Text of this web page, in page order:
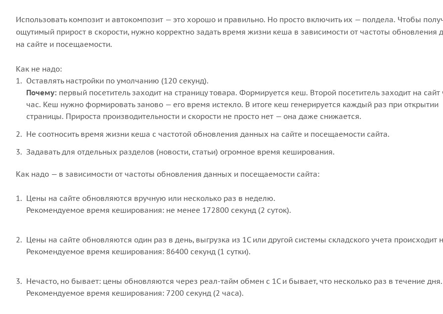
Использовать композит и автокомпозит — это хорошо и правильно. Но просто включить их — полдела. Чтобы
ощутимый прирост в скорости, нужно корректно задать время жизни кеша в зависимости от частоты обновления
на сайте и посещаемости.
Как не надо:
Оставлять настройки по умолчанию (120 секунд).
Почему: первый посетитель заходит на страницу товара. Формируется кеш. Второй посетитель заходит на сайт
час. Кеш нужно формировать заново — его время истекло. В итоге кеш генерируется каждый раз при открытии
страницы. Прироста производительности и скорости не просто нет — она даже снижается.
Не соотносить время жизни кеша с частотой обновления данных на сайте и посещаемости сайта.
Задавать для отдельных разделов (новости, статьи) огромное время кеширования.
Как надо — в зависимости от частоты обновления данных и посещаемости сайта:
Цены на сайте обновляются вручную или несколько раз в неделю.
Рекомендуемое время кеширования: не менее 172800 секунд (2 суток).
Цены на сайте обновляются один раз в день, выгрузка из 1С или другой системы складского учета происходит
Рекомендуемое время кеширования: 86400 секунд (1 сутки).
Нечасто, но бывает: цены обновляются через реал-тайм обмен с 1С и бывает, что несколько раз в течение дня.
Рекомендуемое время кеширования: 7200 секунд (2 часа).